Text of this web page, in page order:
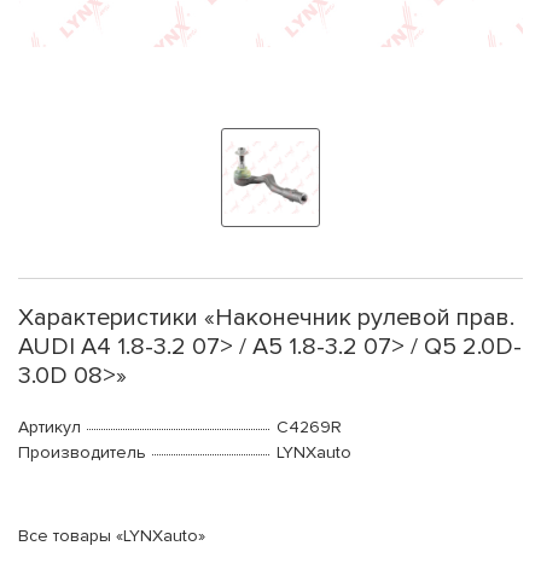
Характеристики «Наконечник рулевой прав.
AUDI A4 1.8-3.2 07> / A5 1.8-3.2 07> / Q5 2.0D-
3.0D 08>»
Артикул
C4269R
Производитель
LYNXauto
Все товары «LYNXauto»